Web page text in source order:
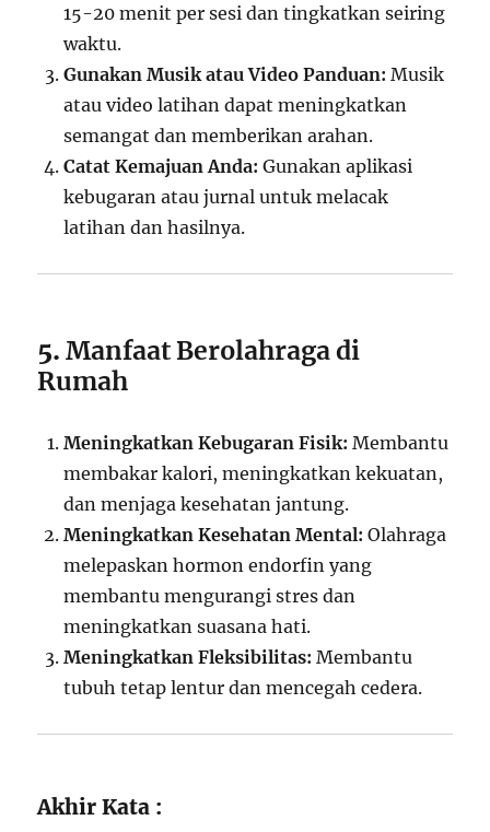
15-20 menit per sesi dan tingkatkan seiring
waktu.
Gunakan Musik atau Video Panduan: Musik
atau video latihan dapat meningkatkan
semangat dan memberikan arahan.
Catat Kemajuan Anda: Gunakan aplikasi
kebugaran atau jurnal untuk melacak
latihan dan hasilnya.
5.Manfaat Berolahraga di
Rumah
Meningkatkan Kebugaran Fisik: Membantu
membakar kalori, meningkatkan kekuatan,
dan menjaga kesehatan jantung.
Meningkatkan Kesehatan Mental: Olahraga
melepaskan hormon endorfin yang
membantu mengurangi stres dan
meningkatkan suasana hati.
Meningkatkan Fleksibilitas: Membantu
tubuh tetap lentur dan mencegah cedera.
Akhir Kata :